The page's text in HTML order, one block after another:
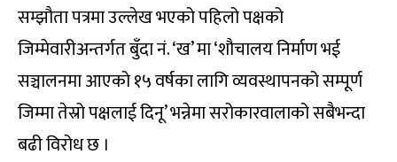
सम्झौता पत्रमा उल्लेख भएको पहिलो पक्षको
जिम्मेवारीअन्तर्गत बुँदा नं. ‘ख’ मा ‘शौचालय निर्माण भई
सञ्चालनमा आएको १५ वर्षका लागि व्यवस्थापनको सम्पूर्ण
जिम्मा तेस्रो पक्षलाई दिनू’ भन्नेमा सरोकारवालाको सबैभन्दा
बढी विरोध छ ।